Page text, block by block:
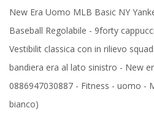
New Era Uomo MLB Basic NY
Baseball Regolabile - 9forty
Vestibilit classica con in rilievo
bandiera era al lato sinistro - New
0886947030887 - Fitness - uomo -
bianco)